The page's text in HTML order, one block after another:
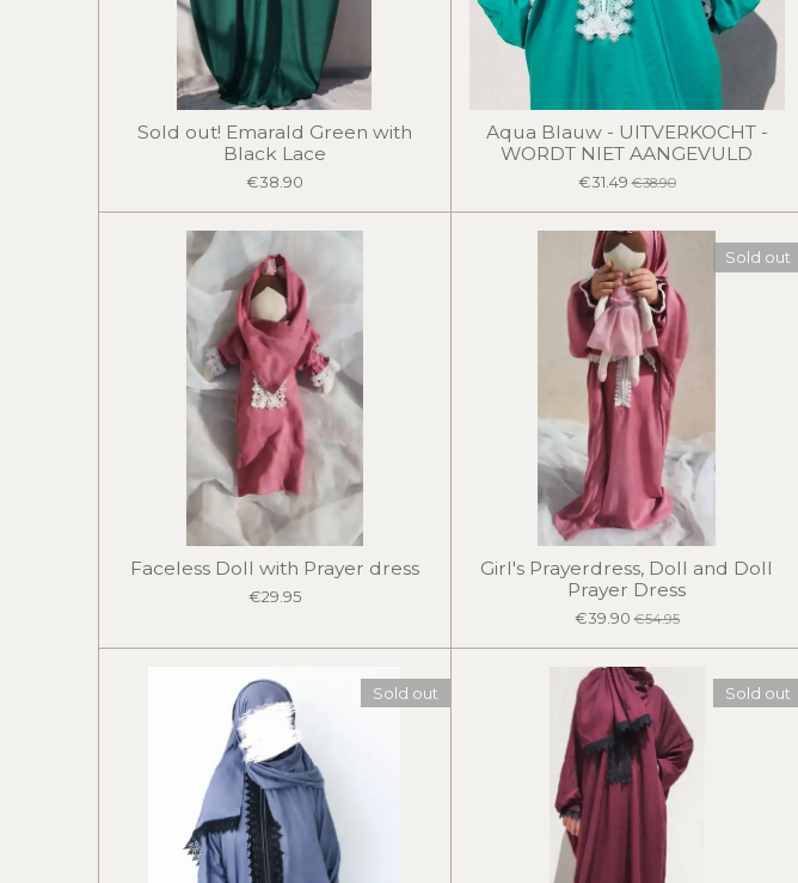
Sold out! Emarald Green with
Black Lace
€38.90
Aqua Blauw - UITVERKOCHT -
WORDT NIET AANGEVULD
€31.49 €38.90
Faceless Doll with Prayer dress
€29.95
Sold out
Girl's Prayerdress, Doll and Doll
Prayer Dress
€39.90 €54.95
Sold out Sold out